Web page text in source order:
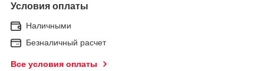
Условия оплаты
Наличными
Безналичный расчет
Все условия оплаты